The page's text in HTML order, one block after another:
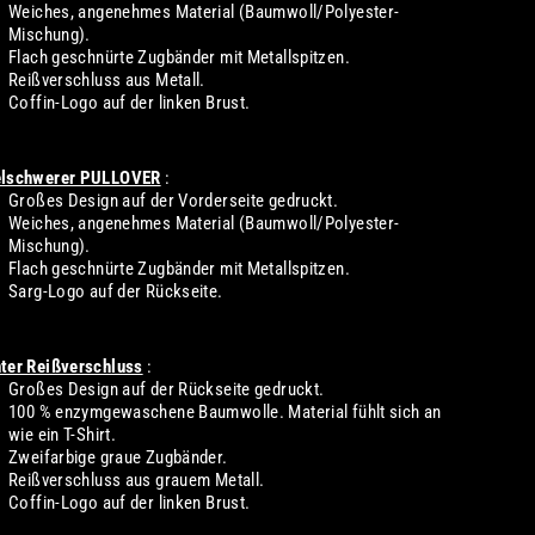
Weiches, angenehmes Material (Baumwoll/Polyester-
Mischung).
Flach geschnürte Zugbänder mit Metallspitzen.
Reißverschluss aus Metall.
Coffin-Logo auf der linken Brust.
PULLOVER :
Großes Design auf der Vorderseite gedruckt.
Weiches, angenehmes Material (Baumwoll/Polyester-
Mischung).
Flach geschnürte Zugbänder mit Metallspitzen.
Sarg-Logo auf der Rückseite.
Reißverschluss :
Großes Design auf der Rückseite gedruckt.
100 % enzymgewaschene Baumwolle. Material fühlt sich an
wie ein T-Shirt.
Zweifarbige graue Zugbänder.
Reißverschluss aus grauem Metall.
Coffin-Logo auf der linken Brust.